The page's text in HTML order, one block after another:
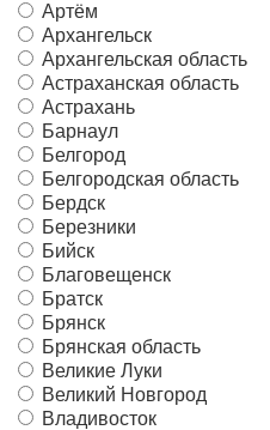
Артём
Архангельск
Архангельская область
Астраханская область
Астрахань
Барнаул
Белгород
Белгородская область
Бердск
Березники
Бийск
Благовещенск
Братск
Брянск
Брянская область
Великие Луки
Великий Новгород
Владивосток